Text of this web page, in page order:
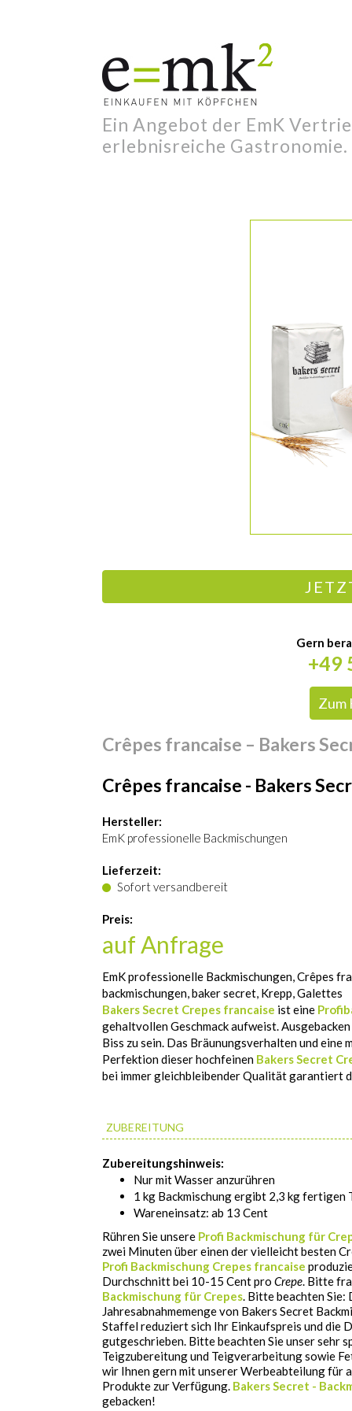
Ein Angebot der EmK
erlebnisreiche Gastronomie.
Gern
+49
Zum
Crêpes francaise – Bakers
Crêpes francaise - Bakers
Hersteller:
EmK professionelle Backmischungen
Lieferzeit:
Sofort versandbereit
Preis:
auf Anfrage
EmK professionelle Backmischungen, Crêpes
backmischungen, baker secret, Krepp, Galettes
Bakers Secret Crepes francaise ist eine
gehaltvollen Geschmack aufweist.
Biss zu sein. Das Bräunungsverhalten und eine
Perfektion dieser hochfeinen Bakers Secret
bei immer gleichbleibender Qualität garantiert
ZUBEREITUNG
Zubereitungshinweis:
Nur mit Wasser anzurühren
1 kg Backmischung ergibt 2,3 kg fertigen
Wareneinsatz: ab 13 Cent
Rühren Sie unsere Profi Backmischung für
zwei Minuten über einen der vielleicht besten
Profi Backmischung Crepes francaise
Durchschnitt bei 10-15 Cent pro Crepe. Bitte
Backmischung für Crepes. Bitte beachten Sie:
Jahresabnahmemenge von Bakers Secret
Staffel reduziert sich Ihr Einkaufspreis und
gutgeschrieben. Bitte beachten Sie unser sehr
Teigzubereitung und Teigverarbeitung sowie
wir Ihnen gern mit unserer Werbeabteilung für
Produkte zur Verfügung. Bakers Secret -
gebacken!